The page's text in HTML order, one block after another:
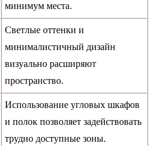
минимум места.
Светлые оттенки и
минималистичный дизайн
визуально расширяют
пространство.
Использование угловых шкафов
и полок позволяет задействовать
трудно доступные зоны.